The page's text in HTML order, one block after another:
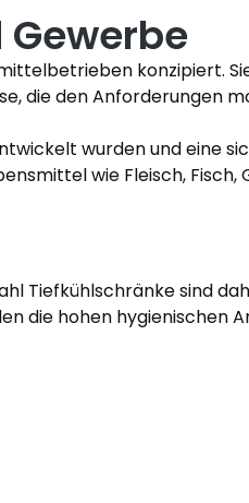
konzipiert.
die den Anforderungen
wurden und eine
wie Fleisch, Fisch,
Tiefkühlschränke sind
die hohen hygienischen